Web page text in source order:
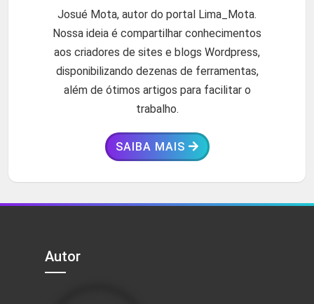
Josué Mota, autor do portal Lima_Mota.
Nossa ideia é compartilhar conhecimentos
aos criadores de sites e blogs Wordpress,
disponibilizando dezenas de ferramentas,
além de ótimos artigos para facilitar o
trabalho.
SAIBA MAIS
Autor